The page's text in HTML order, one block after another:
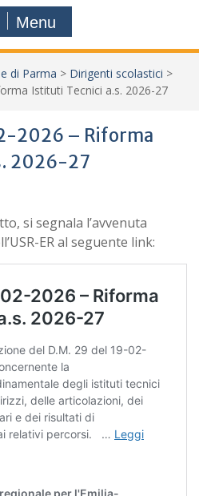
Menu
di Parma > Dirigenti scolastici >
Istituti Tecnici a.s. 2026-27
2026 – Riforma
2026-27
si segnala l’avvenuta
ER al seguente link: